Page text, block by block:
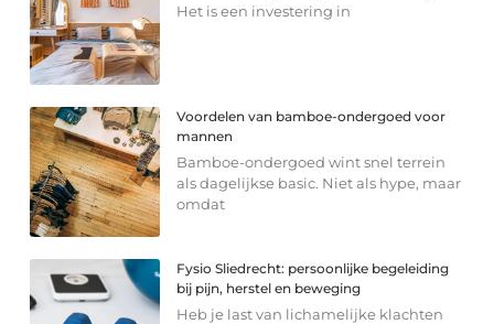
Het is een investering in
Voordelen van bamboe-ondergoed voor
mannen
Bamboe-ondergoed wint snel terrein
als dagelijkse basic. Niet als hype, maar
omdat
Fysio Sliedrecht: persoonlijke begeleiding
bij pijn, herstel en beweging
Heb je last van lichamelijke klachten